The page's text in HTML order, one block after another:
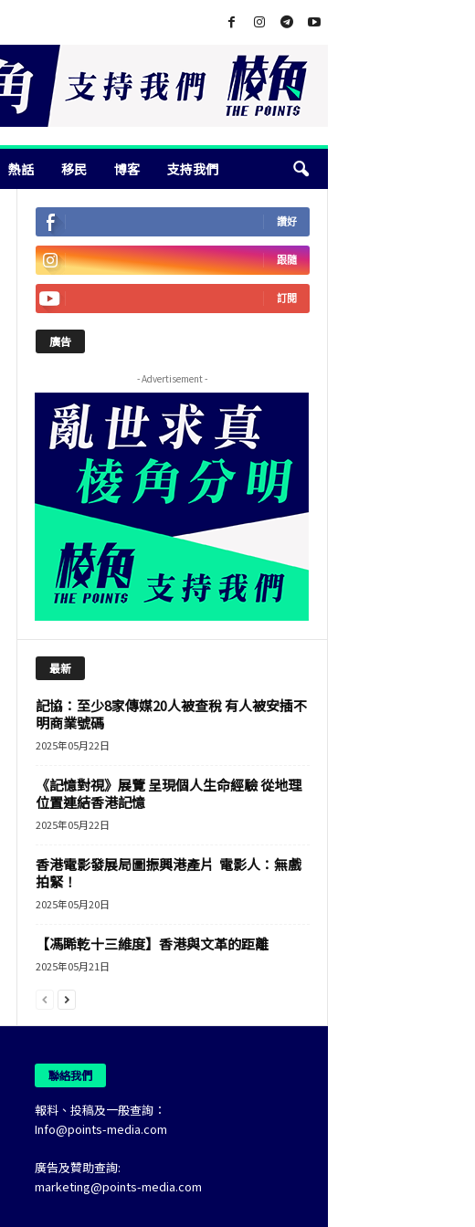
熱話 移民 博客 支持我們
讚好
跟隨
訂閱
廣告
- Advertisement -
最新
記協：至少8家傳媒20人被查稅 有人被安插不
明商業號碼
2025年05月22日
《記憶對視》展覽 呈現個人生命經驗 從地理
位置連結香港記憶
2025年05月22日
香港電影發展局圖振興港產片 電影人：無戲
拍緊！
2025年05月20日
【馮睎乾十三維度】香港與文革的距離
2025年05月21日
聯絡我們
報料、投稿及一般查詢：
Info@points-media.com
廣告及贊助查詢:
marketing@points-media.com